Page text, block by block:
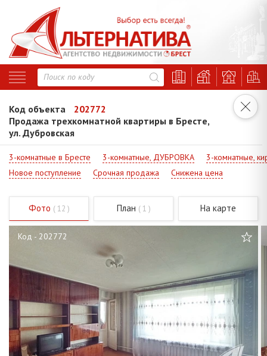
Код объекта
202772
Продажа трехкомнатной квартиры в Бресте,
ул. Дубровская
3-комнатные в Бресте 3-комнатные, ДУБРОВКА
3-комнатные,
Новое поступление
Срочная продажа Снижена цена
Фото ( 12 ) План ( 1 ) На карте
Код - 202772